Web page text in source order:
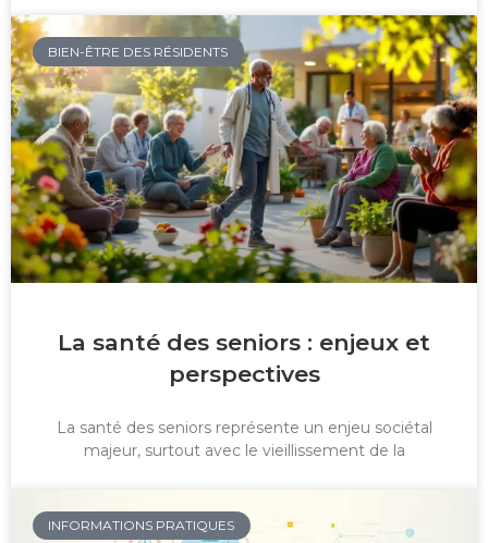
BIEN-ÊTRE DES RÉSIDENTS
La santé des seniors : enjeux et
perspectives
La santé des seniors représente un enjeu sociétal
majeur, surtout avec le vieillissement de la
INFORMATIONS PRATIQUES